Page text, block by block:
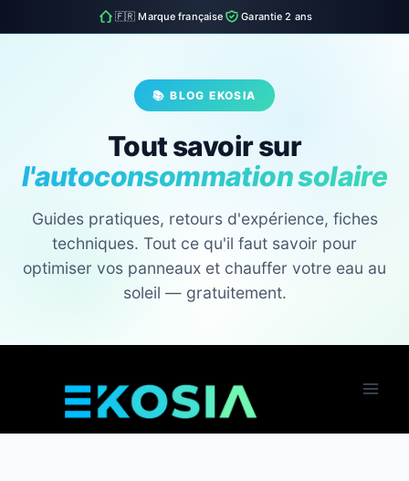
🇫🇷 Marque française Garantie 2 ans
📚 BLOG EKOSIA
Tout savoir sur
l'autoconsommation solaire
Guides pratiques, retours d'expérience, fiches
techniques. Tout ce qu'il faut savoir pour
optimiser vos panneaux et chauffer votre eau au
soleil — gratuitement.